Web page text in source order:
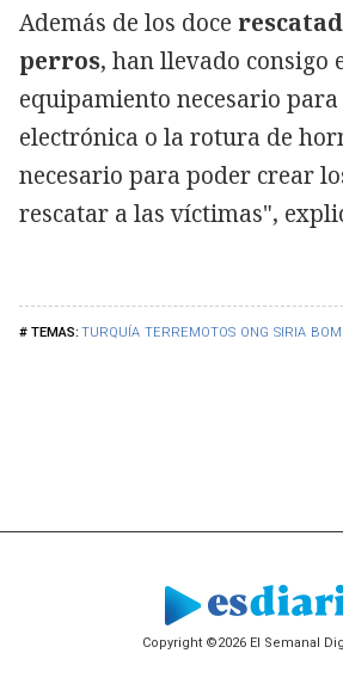
TURQUÍA TERREMOTOS ONG SIRIA
Además de los doce
perros, han llevado consigo
equipamiento necesario
electrónica o la rotura de
necesario para poder crear
rescatar a las víctimas",
Copyright ©2026 El Semanal